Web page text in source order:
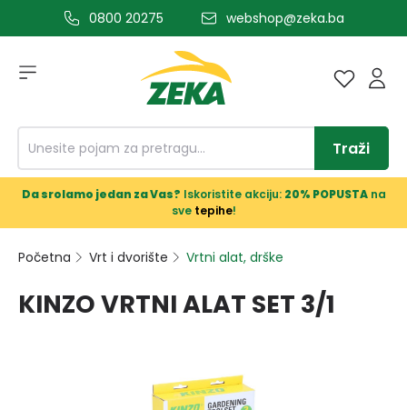
glavni sadržaj0800 20275 webshop@zeka.ba
Traži
Da srolamo jedan za Vas? Iskoristite akciju: 20% POPUSTAna
sve tepihe!
Početna Vrt i dvorište Vrtni alat, drške
KINZO VRTNI ALAT SET 3/1